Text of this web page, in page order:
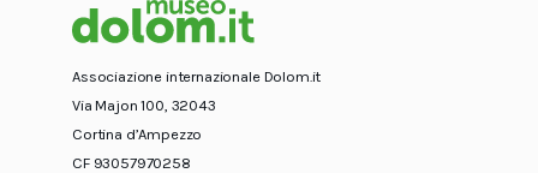
Associazione internazionale Dolom.it
Via Majon 100, 32043
Cortina d’Ampezzo
CF 93057970258